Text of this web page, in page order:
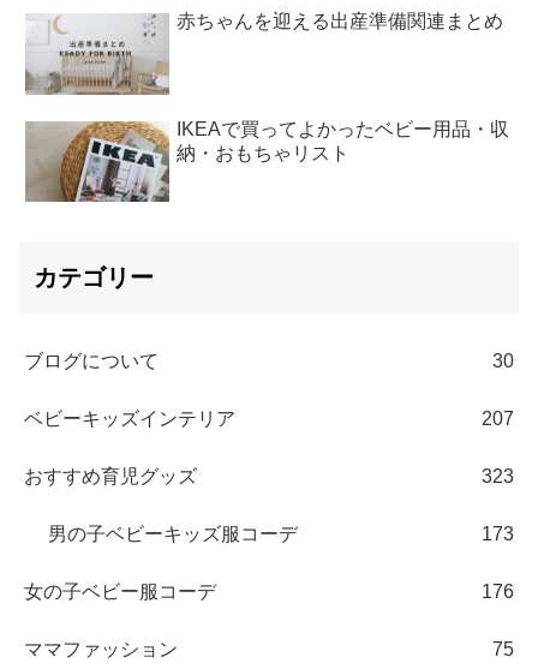
赤ちゃんを迎える出産準備関連まとめ
IKEAで買ってよかったベビー用品・収
納・おもちゃリスト
カテゴリー
ブログについて 30
ベビーキッズインテリア 207
おすすめ育児グッズ 323
男の子ベビーキッズ服コーデ 173
女の子ベビー服コーデ 176
ママファッション 75